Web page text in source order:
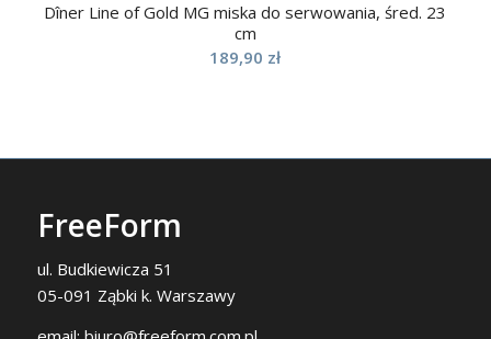
Dîner Line of Gold MG miska do serwowania, śred. 23
cm
189,90 zł
FreeForm
ul. Budkiewicza 51
05-091 Ząbki k. Warszawy